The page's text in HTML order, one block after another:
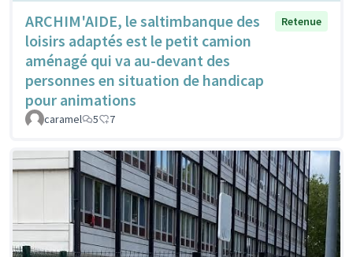
ARCHIM'AIDE, le saltimbanque des
loisirs adaptés est le petit camion
aménagé qui va au-devant des
personnes en situation de handicap
pour animations
Retenue
caramel 5 7